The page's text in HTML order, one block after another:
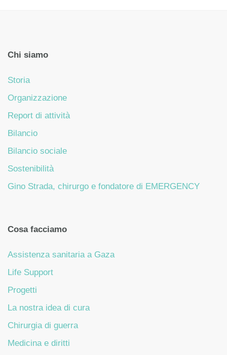
Chi siamo
Storia
Organizzazione
Report di attività
Bilancio
Bilancio sociale
Sostenibilità
Gino Strada, chirurgo e fondatore di EMERGENCY
Cosa facciamo
Assistenza sanitaria a Gaza
Life Support
Progetti
La nostra idea di cura
Chirurgia di guerra
Medicina e diritti